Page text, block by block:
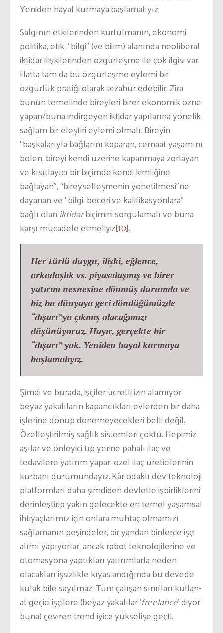
Yeniden hayal kurmaya başlamalıyız.
Salgının etkilerinden kurtulmanın, ekonomi,
politika, etik, “bilgi” (ve bilim) alanında neoliberal
iktidar ilişkilerinden özgürleşme ile çok ilgisi var.
Hatta tam da bu özgürleşme eylemi bir
özgürlük pratiği olarak tezahür edebilir. Zira
bunun temelinde bireyleri birer ekonomik özne
yapan/buna indirgeyen iktidar yapılarına yönelik
sağlam bir eleştiri eylemi olmalı. Bireyin
“başkalarıyla bağlarını koparan, cemaat yaşamını
bölen, bireyi kendi üzerine kapanmaya zorlayan
ve kısıtlayıcı bir biçimde kendi kimliğine
bağlayan”, “bireyselleşmenin yönetilmesi”ne
dayanan ve “bilgi, beceri ve kalifikasyonlara”
bağlı olaniktidarbiçimini sorgulamalı ve buna
karşı mücadele etmeliyiz[10].
Her türlü duygu, ilişki, eğlence,
arkadaşlık vs. piyasalaşmış ve birer
yatırım nesnesine dönmüş durumda ve
biz bu dünyaya geri döndüğümüzde
“dışarı”ya çıkmış olacağımızı
düşünüyoruz. Hayır, gerçekte bir
“dışarı” yok. Yeniden hayal kurmaya
başlamalıyız.
Şimdi ve burada, işçiler ücretli izin alamıyor,
beyaz yakalıların kapandıkları evlerden bir daha
işlerine dönüp dönemeyecekleri belli değil.
Özelleştirilmiş sağlık sistemleri çöktü. Hepimiz
aşılar ve önleyici tıp yerine pahalı ilaç ve
tedavilere yatırım yapan özel ilaç üreticilerinin
kurbanı durumundayız. Kâr odaklı dev teknoloji
platformları daha şimdiden devletle işbirliklerini
derinleştirip yakın gelecekte en temel yaşamsal
ihtiyaçlarımız için onlara muhtaç olmamızı
sağlamanın peşindeler, bir yandan binlerce işçi
alımı yapıyorlar, ancak robot teknolojilerine ve
otomasyona yaptıkları yatırımlarla neden
olacakları işsizlikle kıyaslandığında bu devede
kulak bile sayılmaz. Tüm çalışan sınıfları kullan-
at geçici işçilere (beyaz yakalılar ‘freelance’ diyor
buna) çeviren trend iyice yükselişe geçti.